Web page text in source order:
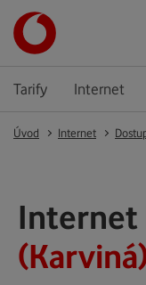
Tarify Internet
Úvod Internet
Internet